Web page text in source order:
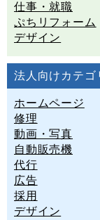
仕事・就職
ぷちリフォーム
デザイン
法人向けカテゴ
ホームページ
修理
動画・写真
自動販売機
代行
広告
採用
デザイン